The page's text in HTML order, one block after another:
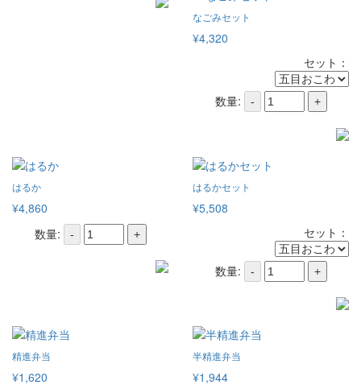
なごみセット
¥4,320
セット：
数量: - +
はるか
¥4,860
数量:
- +
はるかセット
¥5,508
セット：
数量: - +
精進弁当
¥1,620
半精進弁当
¥1,944